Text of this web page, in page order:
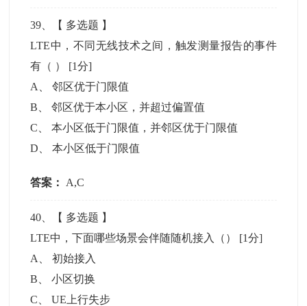
39 、【 多选题 】
LTE中，不同无线技术之间，触发测量报告的事件
有（ ） [1分]
A
、邻区优于门限值
B 、邻区优于本小区，并超过偏置值
C 、本小区低于门限值，并邻区优于门限值
D 、本小区低于门限值
答案： A,C
40 、【 多选题 】
LTE中，下面哪些场景会伴随随机接入（） [1分]
A
、初始接入
B 、小区切换
C 、UE上行失步